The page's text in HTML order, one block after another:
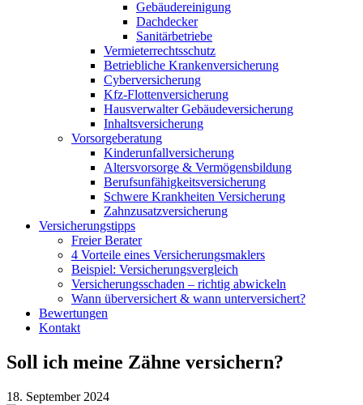
Gebäudereinigung
Dachdecker
Sanitärbetriebe
Vermieterrechtsschutz
Betriebliche Krankenversicherung
Cyberversicherung
Kfz-Flottenversicherung
Hausverwalter Gebäudeversicherung
Inhaltsversicherung
Vorsorgeberatung
Kinderunfallversicherung
Altersvorsorge & Vermögensbildung
Berufsunfähigkeitsversicherung
Schwere Krankheiten Versicherung
Zahnzusatzversicherung
Versicherungstipps
Freier Berater
4 Vorteile eines Versicherungsmaklers
Beispiel: Versicherungsvergleich
Versicherungsschaden – richtig abwickeln
Wann überversichert & wann unterversichert?
Bewertungen
Kontakt
Soll ich meine Zähne versichern?
18. September 2024